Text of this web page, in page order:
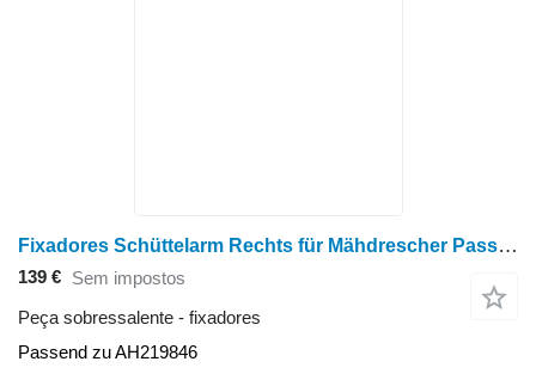
Fixadores Schüttelarm Rechts für Mähdrescher Passend para colheitadeira de grãos John Deere 9560 9470STS 9560STS S540 S550 S560 S650 S660
139 € Sem impostos
Peça sobressalente - fixadores
Passend zu AH219846